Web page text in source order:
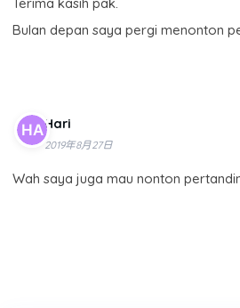
Bulan depan saya pergi menonton
Hari
2019年8月27日
Wah saya juga mau nonton